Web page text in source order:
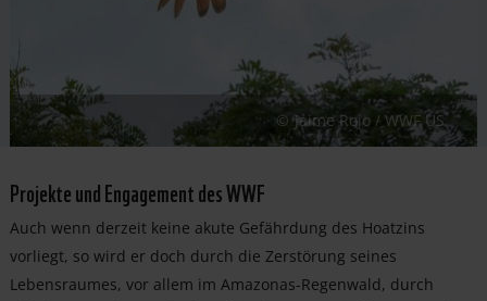
Jaime Rojo / WWF US
Projekte und Engagement des WWF
Auch wenn derzeit keine akute Gefährdung des Hoatzins
vorliegt, so wird er doch durch die Zerstörung seines
Lebensraumes, vor allem im Amazonas-Regenwald, durch